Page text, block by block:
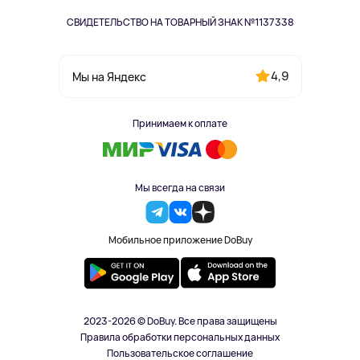
СВИДЕТЕЛЬСТВО НА ТОВАРНЫЙ ЗНАК №1137338
Мы на Яндекс 4,9
Принимаем к оплате
Мы всегда на связи
Мобильное приложение DoBuy
2023-2026 © DoBuy. Все права защищены
Правила обработки персональных данных
Пользовательское соглашение